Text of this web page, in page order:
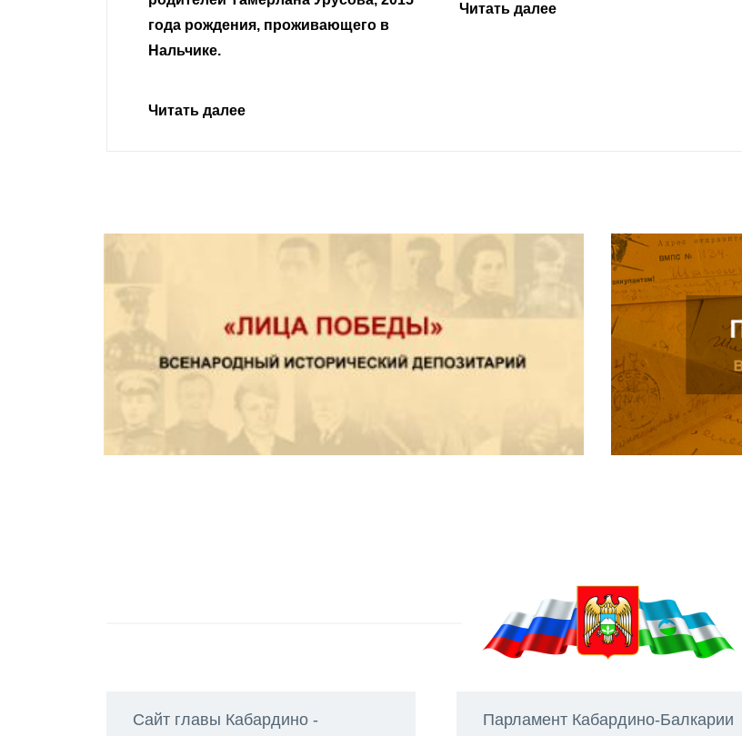
Читать далее
Сайт главы Кабардино -
Парламент Кабардино-Балкарии